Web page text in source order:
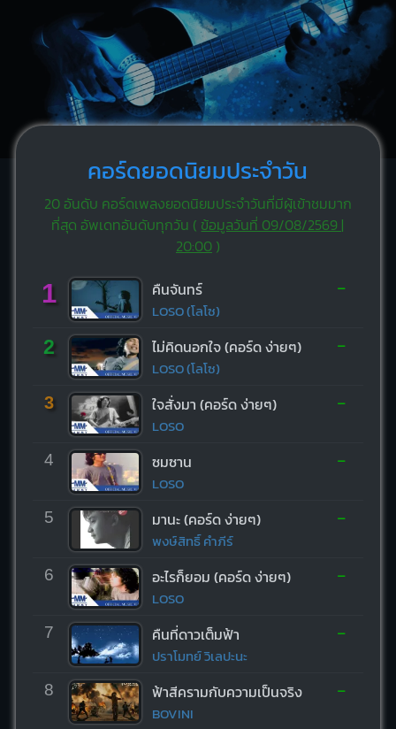
คอร์ดยอดนิยมประจำวัน
20 อันดับ คอร์ดเพลงยอดนิยมประจำวันที่มีผู้เข้าชมมาก
ที่สุด อัพเดทอันดับทุกวัน ( ข้อมูลวันที่ 09/08/2569 |
20:00)
1 คืนจันทร์
LOSO (โลโซ)
-
2 ไม่คิดนอกใจ (คอร์ด ง่ายๆ)
LOSO (โลโซ)
-
3 ใจสั่งมา (คอร์ด ง่ายๆ)
LOSO
-
4 ซมซาน
LOSO
-
5 มานะ (คอร์ด ง่ายๆ)
พงษ์สิทธิ์ คำภีร์
-
6 อะไรก็ยอม (คอร์ด ง่ายๆ)
LOSO
-
7 คืนที่ดาวเต็มฟ้า
ปราโมทย์ วิเลปะนะ
-
8 ฟ้าสีครามกับความเป็นจริง
BOVINI
-